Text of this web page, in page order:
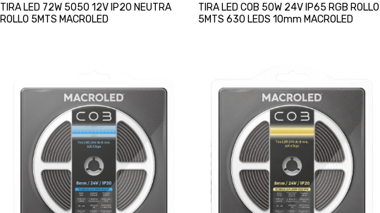
TIRA LED 72W 5050 12V IP20 NEUTRA
ROLLO 5MTS MACROLED
TIRA LED COB 50W 24V IP65 RGB ROLLO
5MTS 630 LEDS 10mm MACROLED